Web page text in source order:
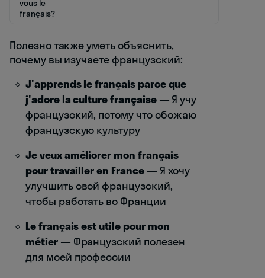
vous le
français?
Полезно также уметь объяснить,
почему вы изучаете французский:
J'apprends le français parce que
j'adore la culture française— Я учу
французский, потому что обожаю
французскую культуру
Je veux améliorer mon français
pour travailler en France— Я хочу
улучшить свой французский,
чтобы работать во Франции
Le français est utile pour mon
métier— Французский полезен
для моей профессии